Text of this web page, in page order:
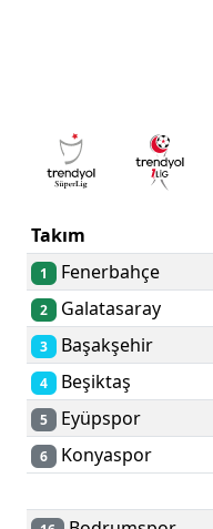
Takım
1 Fenerbahçe
2 Galatasaray
3 Başakşehir
4 Beşiktaş
5 Eyüpspor
6 Konyaspor